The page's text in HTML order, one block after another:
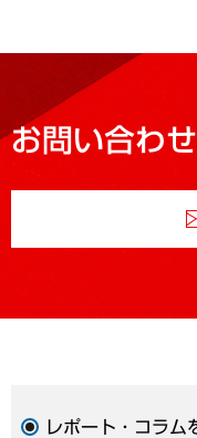
お問い合わ
レポート・コラム